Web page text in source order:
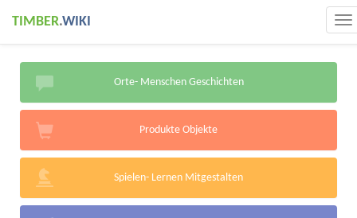
TIMBER.WIKI
Orte- Menschen Geschichten
Produkte Objekte
Spielen- Lernen Mitgestalten